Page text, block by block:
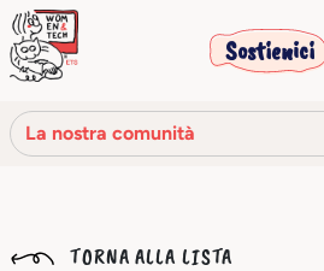
Sostienici
La nostra comunità
La nostra storia
TORNA ALLA LISTA